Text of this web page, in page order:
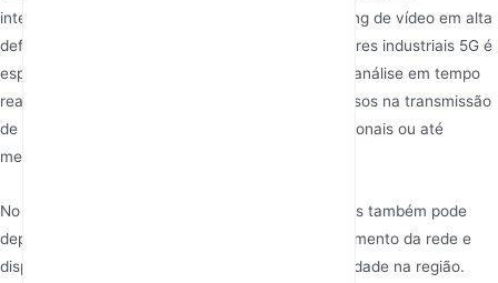
inteligentes, armazéns automatizados ou streaming de vídeo em alta
definição. A vantagem de velocidade dos roteadores industriais 5G é
especialmente importante para aplicações como análise em tempo
real ou sistemas de controle remoto, em que atrasos na transmissão
de dados podem resultar em ineficiências operacionais ou até
mesmo riscos de segurança.
No entanto, a velocidade de transmissão de dados também pode
depender de fatores externos, como congestionamento da rede e
disponibilidade de infraestrutura 5G de alta velocidade na região.